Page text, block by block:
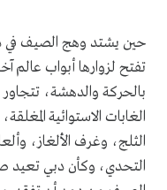
حين يشتد وهج الصيف في
تفتح لزوارها أبواب
بالحركة والدهشة، تتجاور
الغابات الاستوائية
الثلج، وغرف الألغاز،
التحدي، وكأن دبي تعيد